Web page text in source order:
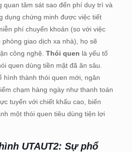
quan tâm sát sao đến phí duy trì và
dụng chứng minh được việc tiết
phí chuyển khoản (so với việc
giao dịch xa nhà), họ sẽ
công nghệ. Thói quen là yếu tố
quen dùng tiền mặt đã ăn sâu.
hình thành thói quen mới, ngân
chạm hàng ngày như thanh toán
tuyến với chiết khấu cao, biến
một thói quen tiêu dùng tiện lợi
UTAUT2: Sự phổ